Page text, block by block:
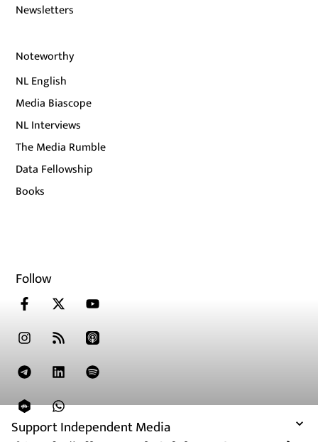
Support Independent Media
Newsletters
Noteworthy
NL English
Media Biascope
NL Interviews
The Media Rumble
Data Fellowship
Books
Follow